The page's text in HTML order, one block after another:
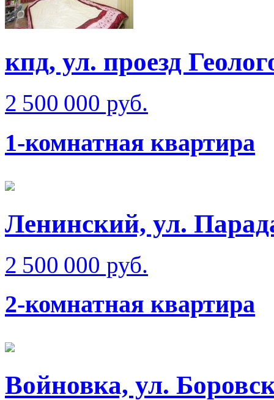
кпд, ул. проезд
2 500 000 руб.
1-комнатная квартира
Ленинский, ул.
2 500 000 руб.
2-комнатная квартира
Войновка, ул.